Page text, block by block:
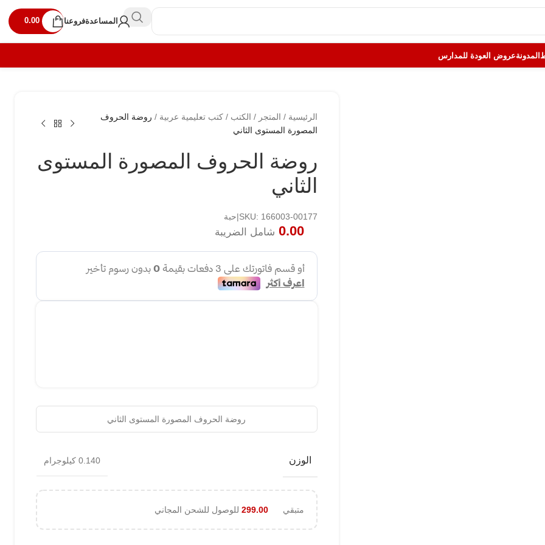
المساعدةفروعنا 0.00
المدونةعروض العودة للمدارس
الرئيسية / المتجر / الكتب /كتب تعليمية عربية / روضة الحروف
المصورة المستوى الثاني
روضة الحروف المصورة المستوى
الثاني
SKU: 166003-00177|حبة
0.00 شامل الضريبة
روضة الحروف المصورة المستوى الثاني
الوزن 0.140 كيلوجرام
متبقي 299.00 للوصول للشحن المجاني